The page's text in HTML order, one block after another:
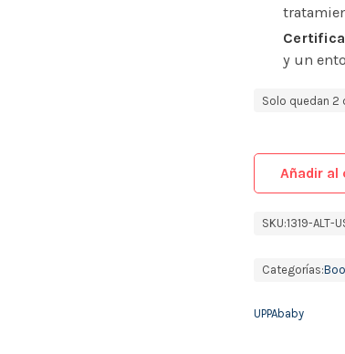
y un
Solo quedan 2
Añadir al
SKU:1319-ALT-
Categorías:
UPPAbaby